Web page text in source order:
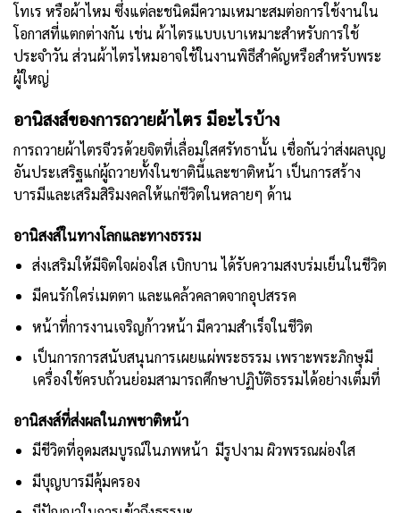
โทเร หรือผ้าไหม ซึ่งแต่ละชนิดมีความเหมาะสมต่อการใช้งานใน
โอกาสที่แตกต่างกัน เช่น ผ้าไตรแบบเบาเหมาะสำหรับการใช้
ประจำวัน ส่วนผ้าไตรไหมอาจใช้ในงานพิธีสำคัญหรือสำหรับพระ
ผู้ใหญ่
อานิสงส์ของการถวายผ้าไตร มีอะไรบ้าง
การถวายผ้าไตรจีวรด้วยจิตที่เลื่อมใสศรัทธานั้น เชื่อกันว่าส่งผลบุญ
อันประเสริฐแก่ผู้ถวายทั้งในชาตินี้และชาติหน้า เป็นการสร้าง
บารมีและเสริมสิริมงคลให้แก่ชีวิตในหลายๆ ด้าน
อานิสงส์ในทางโลกและทางธรรม
ส่งเสริมให้มีจิตใจผ่องใส เบิกบาน ได้รับความสงบร่มเย็นในชีวิต
มีคนรักใคร่เมตตา และแคล้วคลาดจากอุปสรรค
หน้าที่การงานเจริญก้าวหน้า มีความสำเร็จในชีวิต
เป็นการการสนับสนุนการเผยแผ่พระธรรม เพราะพระภิกษุมี
เครื่องใช้ครบถ้วนย่อมสามารถศึกษาปฏิบัติธรรมได้อย่างเต็มที่
อานิสงส์ที่ส่งผลในภพชาติหน้า
มีชีวิตที่อุดมสมบูรณ์ในภพหน้า มีรูปงาม ผิวพรรณผ่องใส
มีบุญบารมีคุ้มครอง